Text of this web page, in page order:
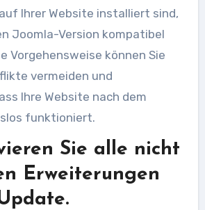
Ihrer Website installiert sind,
Joomla-Version kompatibel
Vorgehensweise können Sie
vermeiden und
Ihre Website nach dem
funktioniert.
Sie alle nicht
Erweiterungen